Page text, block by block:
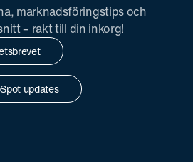
marknadsföringstips och
– rakt till din inkorg!
updates